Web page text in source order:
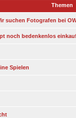
Themen
suchen Fotografen bei
noch bedenkenlos
Spielen